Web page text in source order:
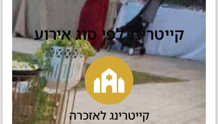
קייטרינג לפי סוג אירוע
קייטרינג לאזכרה